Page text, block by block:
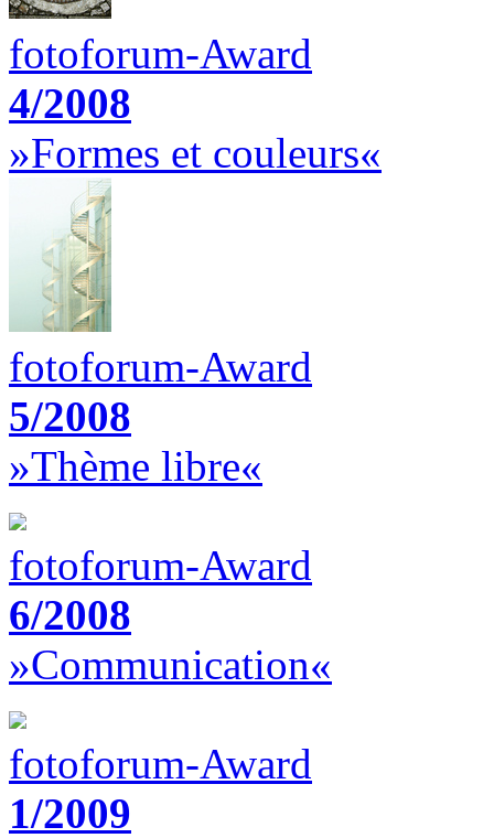
fotoforum-Award
4/2008
»Formes et couleurs«
fotoforum-Award
5/2008
»Thème libre«
fotoforum-Award
6/2008
»Communication«
fotoforum-Award
1/2009